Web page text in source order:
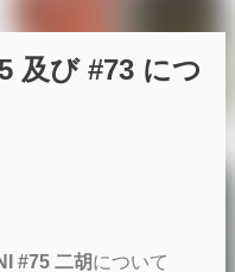
及び #73 につ
#75 二胡について